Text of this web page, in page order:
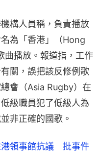
構人員稱，負責播放
為「香港」（Hong
曲播放。報道指，工作
關，誤把該反修例歌
會（Asia Rugby）在
級職員犯了低級人為
非正確的國歌。
港領事館抗議 批事件